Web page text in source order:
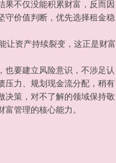
果不仅没能积累财富，反而因
守价值判断，优先选择租金稳
让资产持续裂变，这正是财富
也要建立风险意识，不涉足认
力、规划现金流分配，稍有
决策，对不了解的领域保持敬
管理的核心能力。